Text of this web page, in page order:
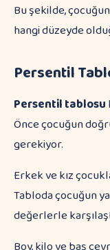
Bu şekilde,
hangi düzeyde
Persentil
Persentil tablosu
Önce çocuğun
gerekiyor.
Erkek ve kız
Tabloda çocuğun
değerlerle